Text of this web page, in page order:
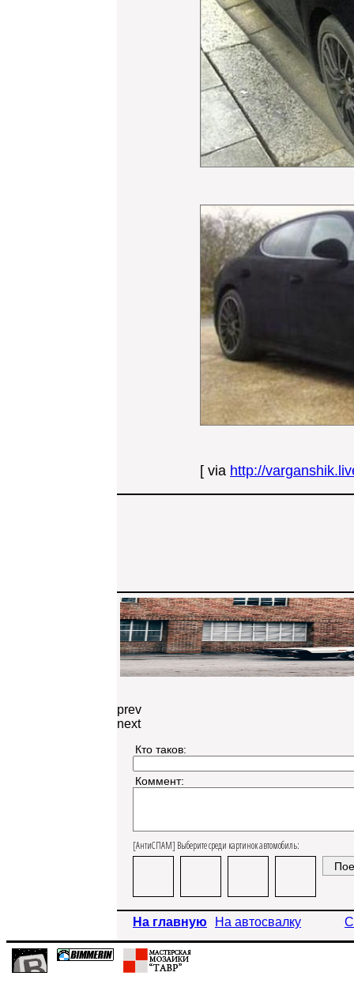
[ via http://
prev
next
Кто таков:
Коммент:
[АнтиСПАМ] Выберите среди картинок автомобиль:
На главную На автосвалку